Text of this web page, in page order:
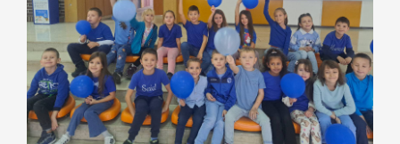
Učenici
Školske vijesti